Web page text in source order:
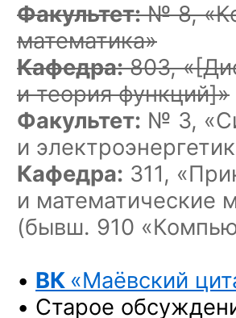
Факультет:№ 8,
математика»
Кафедра:803, «
и теория функций]»
Факультет: № 3,
и
Кафедра: 311,
и математические
(бывш. 910
• ВК «Маёвский
• Старое